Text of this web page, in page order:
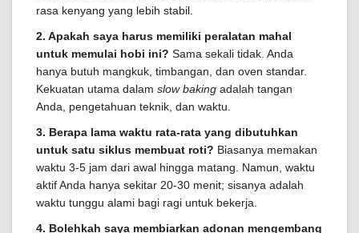
rasa kenyang yang lebih stabil.
2. Apakah saya harus memiliki peralatan mahal
untuk memulai hobi ini? Sama sekali tidak. Anda
hanya butuh mangkuk, timbangan, dan oven standar.
Kekuatan utama dalam slow baking adalah tangan
Anda, pengetahuan teknik, dan waktu.
3. Berapa lama waktu rata-rata yang dibutuhkan
untuk satu siklus membuat roti? Biasanya memakan
waktu 3-5 jam dari awal hingga matang. Namun, waktu
aktif Anda hanya sekitar 20-30 menit; sisanya adalah
waktu tunggu alami bagi ragi untuk bekerja.
4. Bolehkah saya membiarkan adonan mengembang